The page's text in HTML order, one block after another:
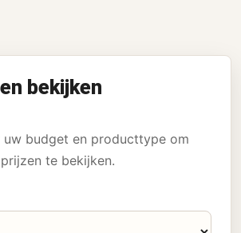
bekijken
uw budget en producttype om
te bekijken.